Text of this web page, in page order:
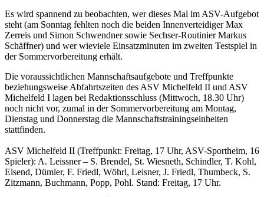
Es wird spannend zu beobachten, wer dieses Mal im ASV-Aufgebot
steht (am Sonntag fehlten noch die beiden Innenverteidiger Max
Zerreis und Simon Schwendner sowie Sechser-Routinier Markus
Schäffner) und wer wieviele Einsatzminuten im zweiten Testspiel in
der Sommervorbereitung erhält.
Die voraussichtlichen Mannschaftsaufgebote und Treffpunkte
beziehungsweise Abfahrtszeiten des ASV Michelfeld II und ASV
Michelfeld I lagen bei Redaktionsschluss (Mittwoch, 18.30 Uhr)
noch nicht vor, zumal in der Sommervorbereitung am Montag,
Dienstag und Donnerstag die Mannschaftstrainingseinheiten
stattfinden.
ASV Michelfeld II (Treffpunkt: Freitag, 17 Uhr, ASV-Sportheim, 16
Spieler): A. Leissner – S. Brendel, St. Wiesneth, Schindler, T. Kohl,
Eisend, Dümler, F. Friedl, Wöhrl, Leisner, J. Friedl, Thumbeck, S.
Zitzmann, Buchmann, Popp, Pohl. Stand: Freitag, 17 Uhr.